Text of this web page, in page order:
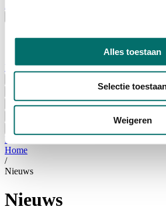
Alles toestaan
Selectie
Weigeren
English
Home
Adverteren
NIEUWSBRIEF
Home
/
Nieuws
Nieuws